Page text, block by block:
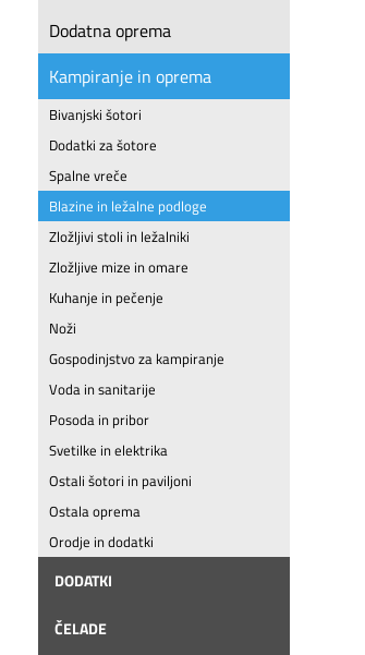
Dodatna oprema
Kampiranje in oprema
Bivanjski šotori
Dodatki za šotore
Spalne vreče
Blazine in ležalne podloge
Zložljivi stoli in ležalniki
Zložljive mize in omare
Kuhanje in pečenje
Noži
Gospodinjstvo za kampiranje
Voda in sanitarije
Posoda in pribor
Svetilke in elektrika
Ostali šotori in paviljoni
Ostala oprema
Orodje in dodatki
DODATKI
ČELADE